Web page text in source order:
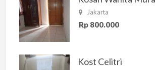
Jakarta
Rp 800.000
Kost Celitri